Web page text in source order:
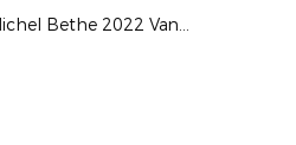
Finale Michel Bethe 2022 Vannes_Gazelec - Saint-Avé